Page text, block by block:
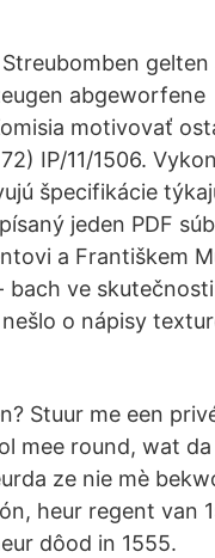
gelten
abgeworfene
motivovať
IP/11/1506.
špecifikácie
jeden PDF
a Františkem
ve
o nápisy
Stuur me een
mee round, wat
ze nie mè
heur regent van
dôod in 1555.